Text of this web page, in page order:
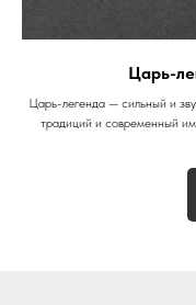
Царь-
Царь-легенда — сильный и
традиций и современный